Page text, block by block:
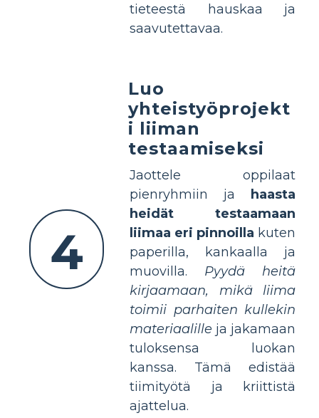
tieteestä hauskaa ja
saavutettavaa.
4
Luo
yhteistyöprojekt
i liiman
testaamiseksi
Jaottele oppilaat
pienryhmiin ja
haasta
heidät testaamaan
liimaa eri pinnoilla kuten
paperilla, kankaalla ja
muovilla. Pyydä heitä
kirjaamaan, mikä liima
toimii parhaiten kullekin
materiaalille ja jakamaan
tuloksensa luokan
kanssa. Tämä edistää
tiimityötä ja kriittistä
ajattelua.